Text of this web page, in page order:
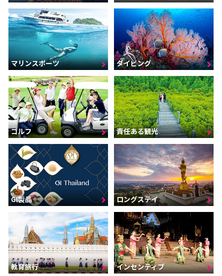
マリンスポーツ ダイビング
ゴルフ 責任ある観光
GI製品 ロングステイ
教育旅行 インセンティブ